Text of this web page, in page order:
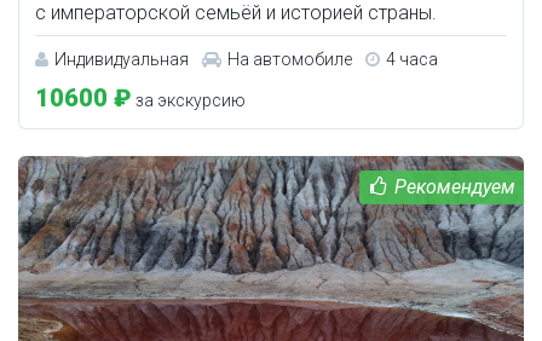
с императорской семьёй и историей страны.
Индивидуальная На автомобиле 4 часа
10600 ₽ за экскурсию